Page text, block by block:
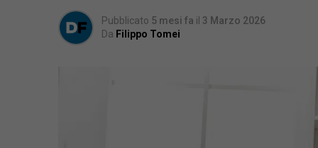
Pubblicato 5 mesi fa il 3 Marzo 2026
Da Filippo Tomei